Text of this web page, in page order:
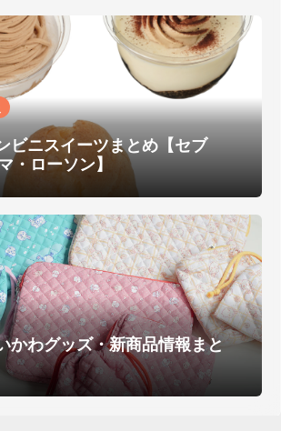
ビニスイーツまとめ【セブ
・ローソン】
かわグッズ・新商品情報まと